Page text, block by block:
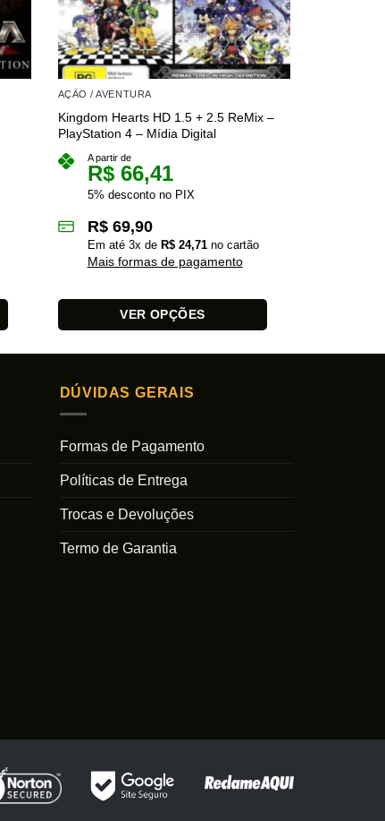
AÇÃO / AVENTURA
Kingdom Hearts HD 1.5 + 2.5 ReMix –
PlayStation 4 – Mídia Digital
A partir de
R$66,41
5% desconto no PIX
R$69,90
Em até 3x de R$24,71no cartão
Mais formas de pagamento
VER OPÇÕES
tem
várias
As
podem
na
DÚVIDAS GERAIS
Formas de Pagamento
Políticas de Entrega
Trocas e Devoluções
Termo de Garantia